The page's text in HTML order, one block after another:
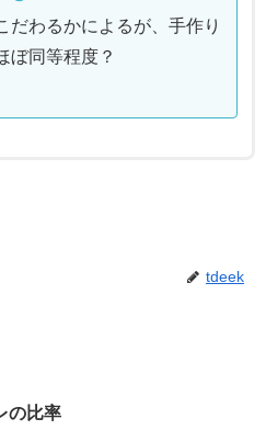
だわるかによるが、手作り
ぼ同等程度？
tdeek
の比率